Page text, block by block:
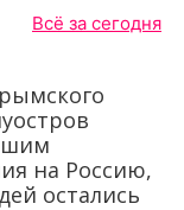
Всё за сегодня
на Россию,
остались